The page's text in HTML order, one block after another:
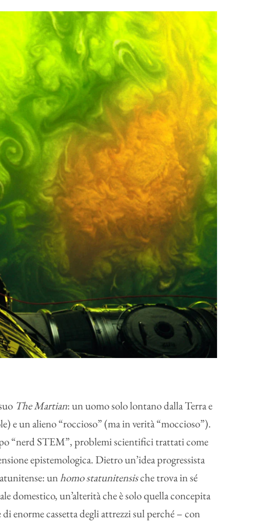
The Martian: un uomo solo lontano dalla Terra e
e un alieno “roccioso” (ma in verità “moccioso”).
“nerd STEM”, problemi scientifici trattati come
epistemologica. Dietro un’idea progressista
unhomo statunitensische trova in sé
domestico, un’alterità che è solo quella concepita
enorme cassetta degli attrezzi sul perché – con